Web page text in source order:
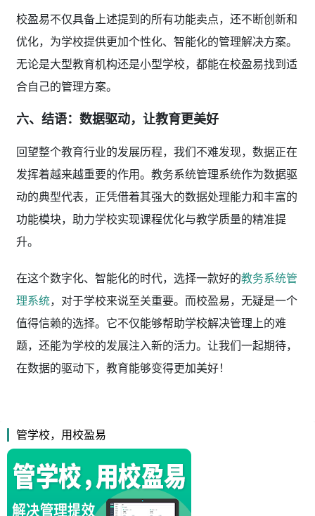
校盈易不仅具备上述提到的所有功能卖点，还不断创新和
优化，为学校提供更加个性化、智能化的管理解决方案。
无论是大型教育机构还是小型学校，都能在校盈易找到适
合自己的管理方案。
六、结语：数据驱动，让教育更美好
回望整个教育行业的发展历程，我们不难发现，数据正在
发挥着越来越重要的作用。教务系统管理系统作为数据驱
动的典型代表，正凭借着其强大的数据处理能力和丰富的
功能模块，助力学校实现课程优化与教学质量的精准提
升。
在这个数字化、智能化的时代，选择一款好的教务系统管
理系统，对于学校来说至关重要。而校盈易，无疑是一个
值得信赖的选择。它不仅能够帮助学校解决管理上的难
题，还能为学校的发展注入新的活力。让我们一起期待，
在数据的驱动下，教育能够变得更加美好！
管学校，用校盈易